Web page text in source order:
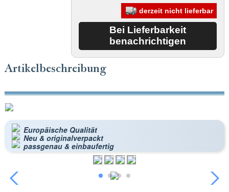
derzeit nicht lieferbar
Artikelbeschreibung
Europäische Qualität
Neu & originalverpackt
passgenau & einbaufertig